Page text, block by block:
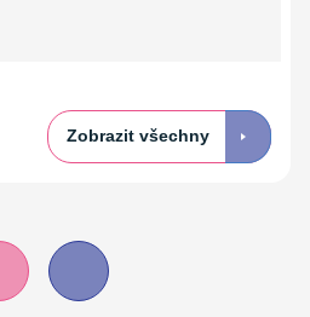
Zobrazit všechny